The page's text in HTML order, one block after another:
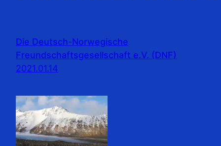
Die Deutsch-Norwegische
Freundschaftsgesellschaft e.V. (DNF)
2021.01.14